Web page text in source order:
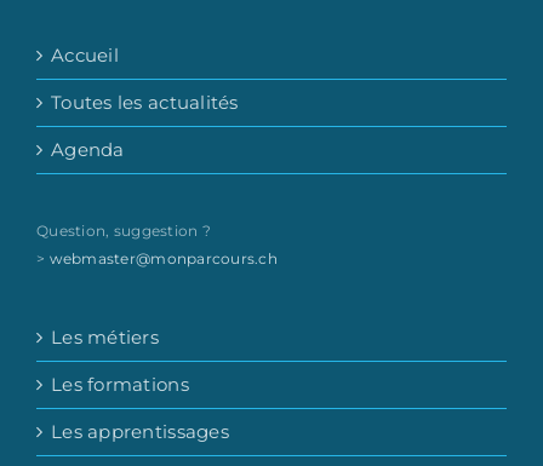
Accueil
Toutes les actualités
Agenda
Question, suggestion ?
> webmaster@monparcours.ch
Les métiers
Les formations
Les apprentissages